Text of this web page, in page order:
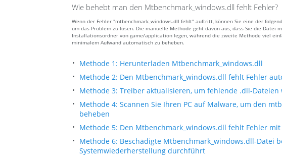
Wie behebt man den Mtbenchmark_windows.dll fehlt Fehler?
Wenn der Fehler "mtbenchmark_windows.dll fehlt" auftritt, können Sie eine der
um das Problem zu lösen. Die manuelle Methode geht davon aus, dass Sie die Datei
Installationsordner von game/application legen, während die zweite Methode viel
minimalem Aufwand automatisch zu beheben.
Methode 1: Herunterladen Mtbenchmark_windows.dll
Methode 2: Den Mtbenchmark_windows.dll fehlt Fehler
Methode 3: Treiber aktualisieren, um fehlende .dll-
Methode 4: Scannen Sie Ihren PC auf Malware, um den
beheben
Methode 5: Den Mtbenchmark_windows.dll fehlt Fehler mit
Methode 6: Beschädigte Mtbenchmark_windows.dll-Datei
Systemwiederherstellung durchführt